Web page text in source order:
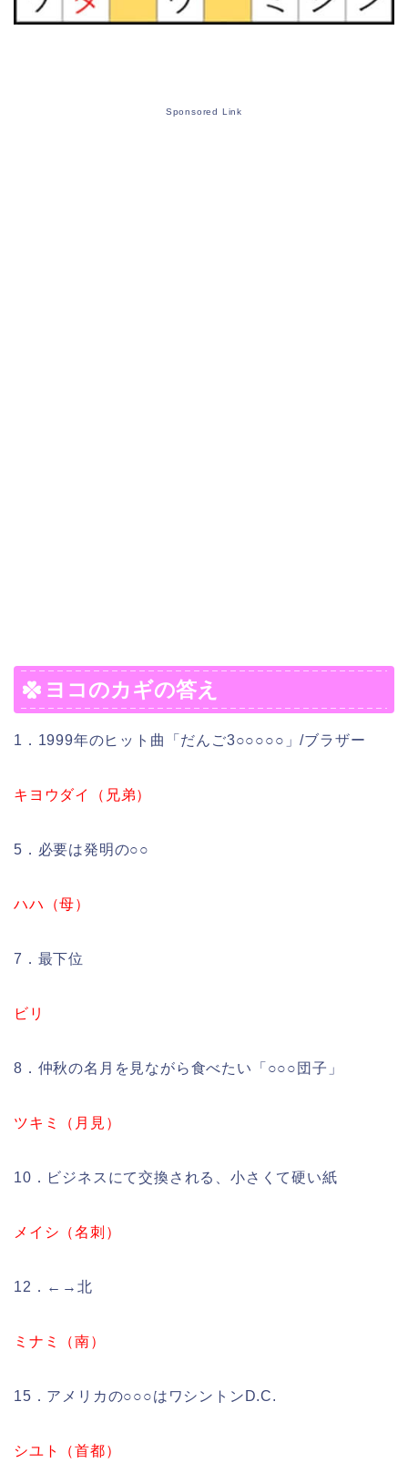
Sponsored Link
ヨコのカギの答え
1．1999年のヒット曲「だんご3○○○○○」/ブラザー
キヨウダイ（兄弟）
5．必要は発明の○○
ハハ（母）
7．最下位
ビリ
8．仲秋の名月を見ながら食べたい「○○○団子」
ツキミ（月見）
10．ビジネスにて交換される、小さくて硬い紙
メイシ（名刺）
12．←→北
ミナミ（南）
15．アメリカの○○○はワシントンD.C.
シユト（首都）